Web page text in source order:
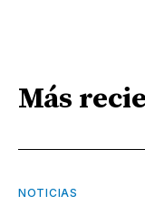
Más
NOTICIAS